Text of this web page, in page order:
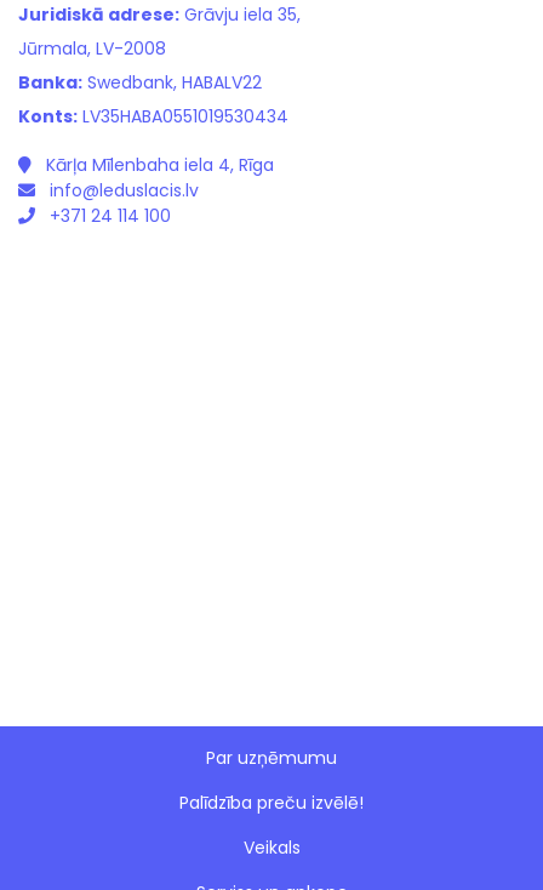
Juridiskā adrese: Grāvju iela 35,
Jūrmala, LV-2008
Banka: Swedbank, HABALV22
Konts: LV35HABA0551019530434
Kārļa Mīlenbaha iela 4, Rīga
info@leduslacis.lv
+371 24 114 100
Par uzņēmumu
Palīdzība preču izvēlē!
Veikals